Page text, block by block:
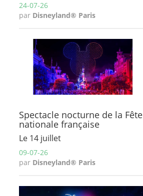
24-07-26
par Disneyland® Paris
Spectacle nocturne de la Fête
nationale française
Le 14 juillet
09-07-26
par Disneyland® Paris